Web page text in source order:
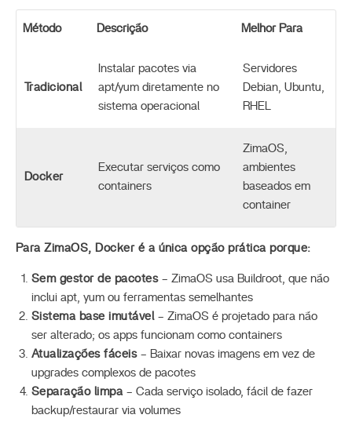
Método Descrição Melhor Para
Tradicional
Instalar pacotes via
apt/yum diretamente no
sistema operacional
Servidores
Debian, Ubuntu,
RHEL
Docker
Executar serviços como
containers
ZimaOS,
ambientes
baseados em
container
Para ZimaOS, Docker é a única opção prática porque:
Sem gestor de pacotes– ZimaOS usa Buildroot, que não
inclui apt, yum ou ferramentas semelhantes
Sistema base imutável– ZimaOS é projetado para não
ser alterado; os apps funcionam como containers
Atualizações fáceis– Baixar novas imagens em vez de
upgrades complexos de pacotes
Separação limpa – Cada serviço isolado, fácil de fazer
backup/restaurar via volumes